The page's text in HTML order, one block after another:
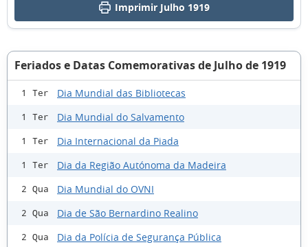
Imprimir Julho 1919
Feriados e Datas Comemorativas de Julho de 1919
1 Ter Dia Mundial das Bibliotecas
1 Ter Dia Mundial do Salvamento
1 Ter Dia Internacional da Piada
1 Ter Dia da Região Autónoma da Madeira
2 Qua Dia Mundial do OVNI
2 Qua Dia de São Bernardino Realino
2 Qua Dia da Polícia de Segurança Pública